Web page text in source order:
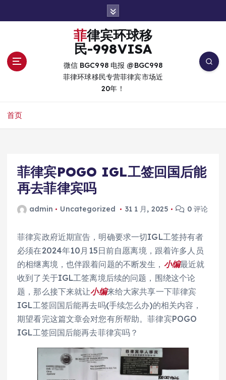
菲律宾环球移
民-998VISA
微信 BGC998 电报 @BGC998
菲律环球移民专营菲律宾市场近
20年！
首页
菲律宾POGO IGL工签回国后能
再去菲律宾吗
admin Uncategorized 31 1 月, 2025 0 评论
菲律宾政府近期宣告，明确要求一切IGL工签持有者
必须在2024年10月15日前自愿离境，跟着许多人员
的相继离境，也伴跟着问题的不断发生， 小编最近就
收到了关于IGL工签离境后续的问题，围绕这个论
题，那么接下来就让小编来给大家共享一下菲律宾
IGL工签回国后能再去吗(手续怎么办)的相关内容，
期望看完这篇文章会对您有所帮助。菲律宾POGO
IGL工签回国后能再去菲律宾吗？